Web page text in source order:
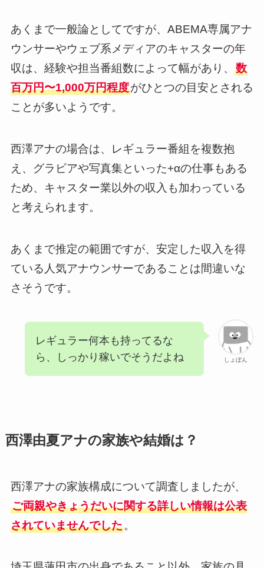
あくまで一般論としてですが、ABEMA専属アナ
ウンサーやウェブ系メディアのキャスターの年
収は、経験や担当番組数によって幅があり、 数
百万円〜1,000万円程度がひとつの目安とされる
ことが多いようです。
西澤アナの場合は、レギュラー番組を複数抱
え、グラビアや写真集といった+αの仕事もある
ため、キャスター業以外の収入も加わっている
と考えられます。
あくまで推定の範囲ですが、安定した収入を得
ている人気アナウンサーであることは間違いな
さそうです。
しょぼん
レギュラー何本も持ってるな
ら、しっかり稼いでそうだよね
西澤由夏アナの家族や結婚は？
西澤アナの家族構成について調査しましたが、
ご両親やきょうだいに関する詳しい情報は公表
されていませんでした。